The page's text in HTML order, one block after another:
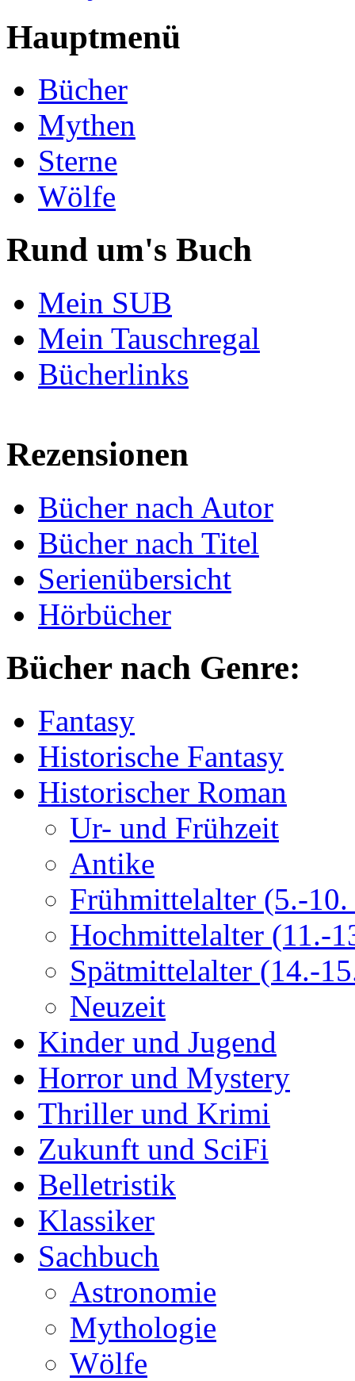
Hauptmenü
Bücher
Mythen
Sterne
Wölfe
Rund um's Buch
Mein SUB
Mein Tauschregal
Bücherlinks
Rezensionen
Bücher nach Autor
Bücher nach Titel
Serienübersicht
Hörbücher
Bücher nach Genre:
Fantasy
Historische Fantasy
Historischer Roman
Ur- und Frühzeit
Antike
Frühmittelalter (5.-10.
Hochmittelalter (11.-
Spätmittelalter (14.-
Neuzeit
Kinder und Jugend
Horror und Mystery
Thriller und Krimi
Zukunft und SciFi
Belletristik
Klassiker
Sachbuch
Astronomie
Mythologie
Wölfe